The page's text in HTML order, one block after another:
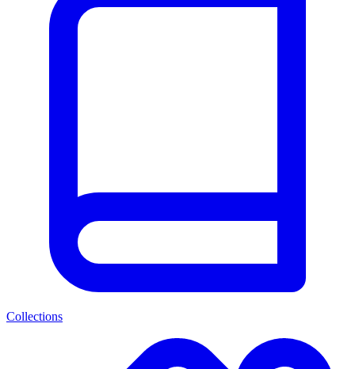
Collections